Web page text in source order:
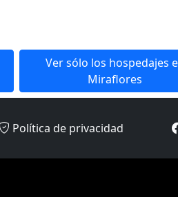
Ver sólo los hospedajes
Miraflores
Política de privacidad